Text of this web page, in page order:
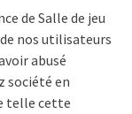
de Salle de jeu
nos utilisateurs
abusé
société en
telle cette